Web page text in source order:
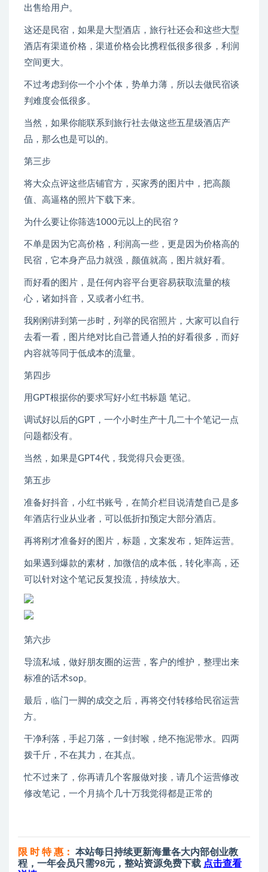
出售给用户。
这还是民宿，如果是大型酒店，旅行社还会和这些大型
酒店有渠道价格，渠道价格会比携程低很多很多，利润
空间更大。
不过考虑到你一个小个体，势单力薄，所以去做民宿谈
判难度会低很多。
当然，如果你能联系到旅行社去做这些五星级酒店产
品，那么也是可以的。
第三步
将大众点评这些店铺官方，买家秀的图片中，把高颜
值、高逼格的照片下载下来。
为什么要让你筛选1000元以上的民宿？
不单是因为它高价格，利润高一些，更是因为价格高的
民宿，它本身产品力就强，颜值就高，图片就好看。
而好看的图片，是任何内容平台更容易获取流量的核
心，诸如抖音，又或者小红书。
我刚刚讲到第一步时，列举的民宿照片，大家可以自行
去看一看，图片绝对比自己普通人拍的好看很多，而好
内容就等同于低成本的流量。
第四步
用GPT根据你的要求写好小红书标题 笔记。
调试好以后的GPT，一个小时生产十几二十个笔记一点
问题都没有。
当然，如果是GPT4代，我觉得只会更强。
第五步
准备好抖音，小红书账号，在简介栏目说清楚自己是多
年酒店行业从业者，可以低折扣预定大部分酒店。
再将刚才准备好的图片，标题，文案发布，矩阵运营。
如果遇到爆款的素材，加微信的成本低，转化率高，还
可以针对这个笔记反复投流，持续放大。
第六步
导流私域，做好朋友圈的运营，客户的维护，整理出来
标准的话术sop。
最后，临门一脚的成交之后，再将交付转移给民宿运营
方。
干净利落，手起刀落，一剑封喉，绝不拖泥带水。四两
拨千斤，不在其力，在其点。
忙不过来了，你再请几个客服做对接，请几个运营修改
修改笔记，一个月搞个几十万我觉得都是正常的
限 时 特 惠：
本站每日持续更新海量各大内部创业教
程，一年会员只需98元，整站资源免费下载 点击查看